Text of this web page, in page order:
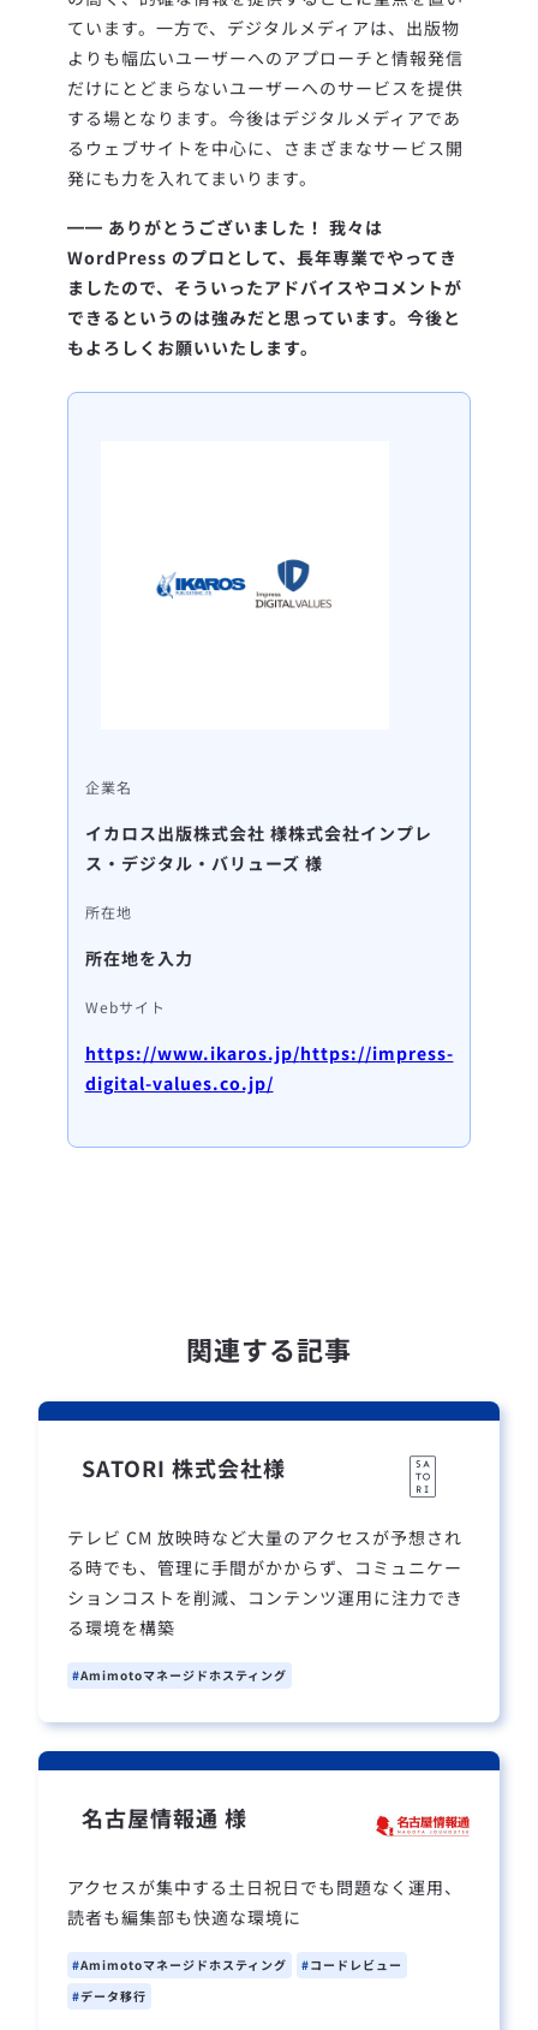
ています。一方で、デジタルメディアは、出版物
よりも幅広いユーザーへのアプローチと情報発信
だけにとどまらないユーザーへのサービスを提供
する場となります。今後はデジタルメディアであ
るウェブサイトを中心に、さまざまなサービス開
発にも力を入れてまいります。
━━ ありがとうございました！ 我々は
WordPress のプロとして、長年専業でやってき
ましたので、そういったアドバイスやコメントが
できるというのは強みだと思っています。今後と
もよろしくお願いいたします。
企業名
イカロス出版株式会社 様株式会社インプレ
ス・デジタル・バリューズ 様
所在地
所在地を入力
Webサイト
https://www.ikaros.jp/https://impress-
digital-values.co.jp/
関連する記事
SATORI 株式会社様
テレビ CM 放映時など大量のアクセスが予想され
る時でも、管理に手間がかからず、コミュニケー
ションコストを削減、コンテンツ運用に注力でき
る環境を構築
Amimotoマネージドホスティング
名古屋情報通 様
アクセスが集中する土日祝日でも問題なく運用、
読者も編集部も快適な環境に
Amimotoマネージドホスティング
コードレビュー
データ移行